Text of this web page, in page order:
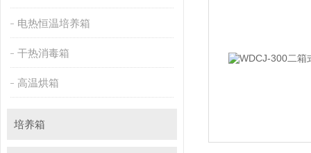
电热恒温培养箱
干热消毒箱
高温烘箱
培养箱